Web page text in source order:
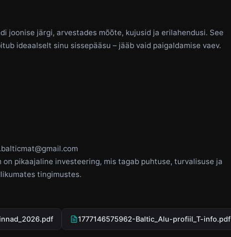
joonise järgi, arvestades mõõte, kujusid ja erilahendusi. See
ideaalselt sinu sissepääsu – jääb vaid paigaldamise vaev.
pikaajaline investeering, mis tagab puhtuse, turvalisuse ja
tingimustes.
1777146575962-Baltic_Alu-profiil_T-info.pdf